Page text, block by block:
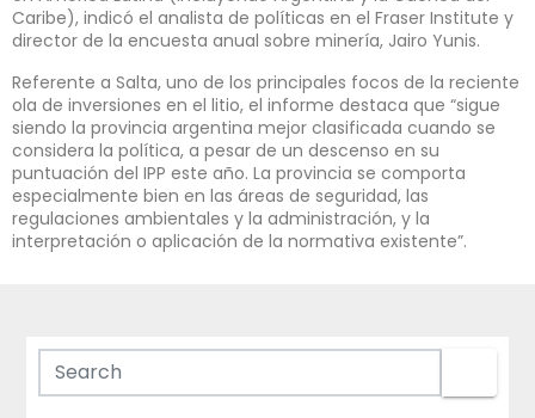
Caribe), indicó el analista de políticas en el Fraser Institute y
director de la encuesta anual sobre minería, Jairo Yunis.
Referente a Salta, uno de los principales focos de la reciente
ola de inversiones en el litio, el informe destaca que “sigue
siendo la provincia argentina mejor clasificada cuando se
considera la política, a pesar de un descenso en su
puntuación del IPP este año. La provincia se comporta
especialmente bien en las áreas de seguridad, las
regulaciones ambientales y la administración, y la
interpretación o aplicación de la normativa existente”.